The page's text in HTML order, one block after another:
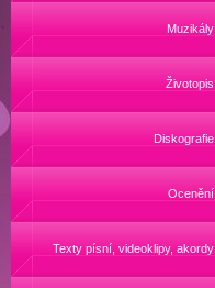
Muzikály
Životopis
Diskografie
Ocenění
Texty písní, videoklipy, akordy